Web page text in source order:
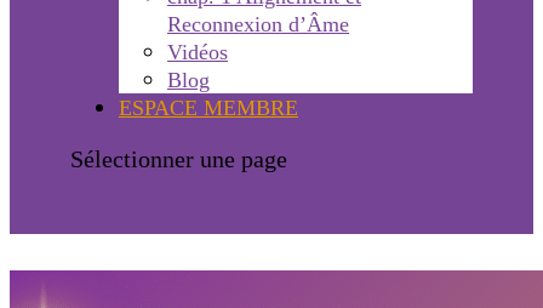
Reconnexion d’Âme
Vidéos
Blog
ESPACE MEMBRE
Sélectionner une page